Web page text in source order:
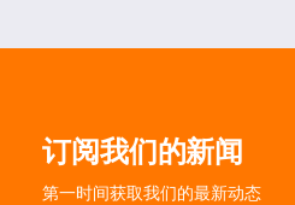
订阅我们的新闻
第一时间获取我们的最新动态